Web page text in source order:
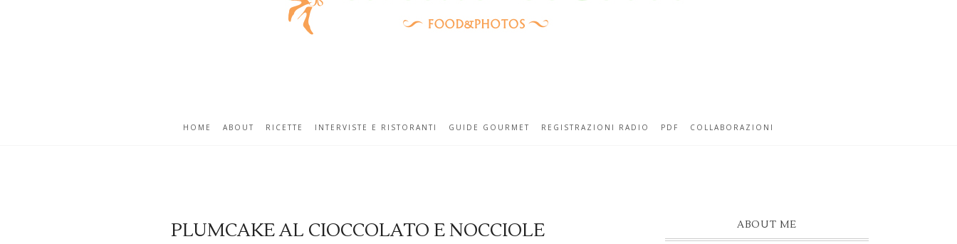
HOME ABOUT RICETTE INTERVISTE E RISTORANTI GUIDE GOURMET REGISTRAZIONI RADIO PDF COLLABORAZIONI
PLUMCAKE AL CIOCCOLATO E NOCCIOLE ABOUT ME